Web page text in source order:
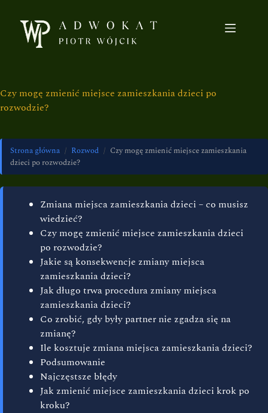
Czy mogę zmienić miejsce zamieszkania dzieci po
rozwodzie?
Strona główna / Rozwod / Czy mogę zmienić miejsce zamieszkania
dzieci po rozwodzie?
Zmiana miejsca zamieszkania dzieci – co musisz
wiedzieć?
Czy mogę zmienić miejsce zamieszkania dzieci
po rozwodzie?
Jakie są konsekwencje zmiany miejsca
zamieszkania dzieci?
Jak długo trwa procedura zmiany miejsca
zamieszkania dzieci?
Co zrobić, gdy były partner nie zgadza się na
zmianę?
Ile kosztuje zmiana miejsca zamieszkania dzieci?
Podsumowanie
Najczęstsze błędy
Jak zmienić miejsce zamieszkania dzieci krok po
kroku?